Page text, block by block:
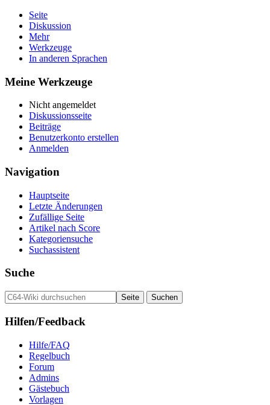
Seite
Diskussion
Mehr
Werkzeuge
In anderen Sprachen
Meine Werkzeuge
Nicht angemeldet
Diskussionsseite
Beiträge
Benutzerkonto erstellen
Anmelden
Navigation
Hauptseite
Letzte Änderungen
Zufällige Seite
Artikel nach Score
Kategoriensuche
Suchassistent
Suche
Hilfen/Feedback
Hilfe/FAQ
Regelbuch
Forum
Admins
Gästebuch
Vorlagen